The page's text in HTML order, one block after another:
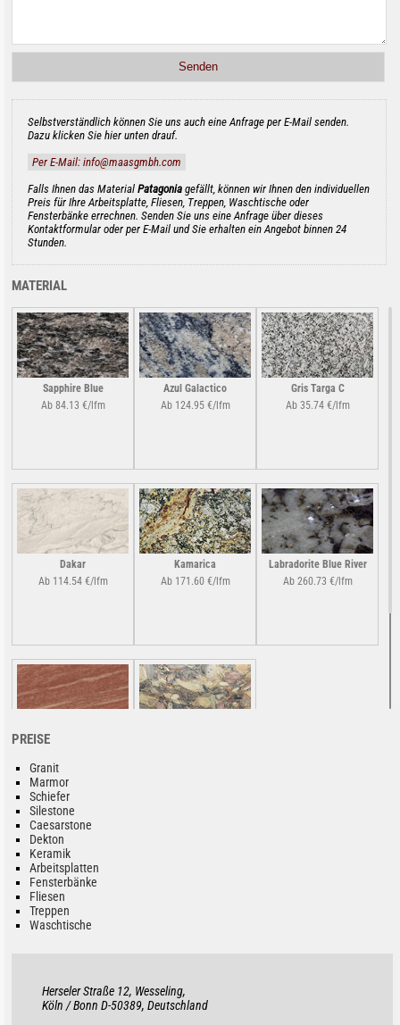
Selbstverständlich können Sie uns auch eine Anfrage per E-Mail senden.
Dazu klicken Sie hier unten drauf.
Per E-Mail: info@maasgmbh.com
Falls Ihnen das MaterialPatagonia gefällt, können wir Ihnen den individuellen
Preis für Ihre Arbeitsplatte, Fliesen, Treppen, Waschtische oder
Fensterbänke errechnen. Senden Sie uns eine Anfrage über dieses
Kontaktformular oder per E-Mail und Sie erhalten ein Angebot binnen 24
Stunden.
MATERIAL
Sapphire Blue
Ab 84.13 €/lfm
Azul Galactico
Ab 124.95 €/lfm
Gris Targa C
Ab 35.74 €/lfm
Dakar
Ab 114.54 €/lfm
Kamarica
Ab 171.60 €/lfm
Labradorite Blue River
Ab 260.73 €/lfm
Rosa Quarzit Scuro /
Ab 86.63 €/lfm
PREISE
Granit
Marmor
Schiefer
Silestone
Caesarstone
Dekton
Keramik
Arbeitsplatten
Fensterbänke
Fliesen
Treppen
Waschtische
Herseler Straße 12, Wesseling,
Köln / Bonn D-50389, Deutschland